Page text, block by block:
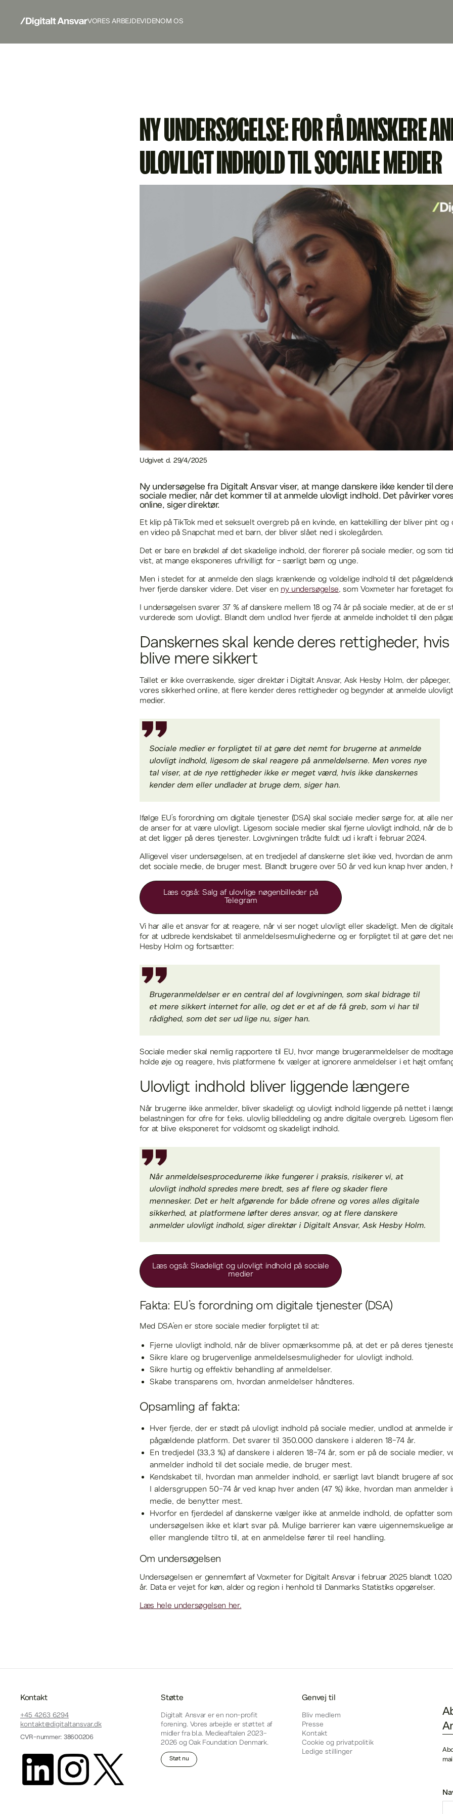
VORES ARBEJDEVIDENOM OS
NY UNDERSØGELSE: FOR FÅ DANSKERE
ULOVLIGT INDHOLD TIL SOCIALE MEDIER
Udgivet d. 29/4/2025
Ny undersøgelse fra Digitalt Ansvar viser, at mange danskere ikke kender til
sociale medier, når det kommer til at anmelde ulovligt indhold. Det påvirker
online, siger direktør.
Et klip på TikTok med et seksuelt overgreb på en kvinde, en kattekilling der bliver pint
en video på Snapchat med et barn, der bliver slået ned i skolegården.
Det er bare en brøkdel af det skadelige indhold, der florerer på sociale medier, og som
vist, at mange eksponeres ufrivilligt for - særligt børn og unge.
Men i stedet for at anmelde den slags krænkende og voldelige indhold til det
hver fjerde dansker videre. Det viser enny undersøgelse, som Voxmeter har foretaget
I undersøgelsen svarer 37 % af danskere mellem 18 og 74 år på sociale medier, at de er
vurderede som ulovligt. Blandt dem undlod hver fjerde at anmelde indholdet til den
Danskernes skal kende deres rettigheder,
blive mere sikkert
Tallet er ikke overraskende, siger direktør i Digitalt Ansvar, Ask Hesby Holm, der
vores sikkerhed online, at flere kender deres rettigheder og begynder at anmelde
medier.
Sociale medier er forpligtet til at gøre det nemt for brugerne at anmelde
ulovligt indhold, ligesom de skal reagere på anmeldelserne. Men vores nye
tal viser, at de nye rettigheder ikke er meget værd, hvis ikke danskernes
kender dem eller undlader at bruge dem, siger han.
Ifølge EU’s forordning om digitale tjenester (DSA) skal sociale medier sørge for, at alle
de anser for at være ulovligt. Ligesom sociale medier skal fjerne ulovligt indhold, når de
at det ligger på deres tjenester. Lovgivningen trådte fuldt ud i kraft i februar 2024.
Alligevel viser undersøgelsen, at en tredjedel af danskerne slet ikke ved, hvordan de
det sociale medie, de bruger mest. Blandt brugere over 50 år ved kun knap hver anden,
Læs også: Salg af ulovlige nøgenbilleder på
Telegram
Vi har alle et ansvar for at reagere, når vi ser noget ulovligt eller skadeligt. Men de
for at udbrede kendskabet til anmeldelsesmulighederne og er forpligtet til at gøre det
Hesby Holm og fortsætter:
Brugeranmeldelser er en central del af lovgivningen, som skal bidrage til
et mere sikkert internet for alle, og det er et af de få greb, som vi har til
rådighed, som det ser ud lige nu, siger han.
Sociale medier skal nemlig rapportere til EU, hvor mange brugeranmeldelser de
holde øje og reagere, hvis platformene fx vælger at ignorere anmeldelser i et højt
Ulovligt indhold bliver liggende længere
Når brugerne ikke anmelder, bliver skadeligt og ulovligt indhold liggende på nettet i
belastningen for ofre for f.eks. ulovlig billeddeling og andre digitale overgreb. Ligesom
for at blive eksponeret for voldsomt og skadeligt indhold.
Når anmeldelsesprocedurerne ikke fungerer i praksis, risikerer vi, at
ulovligt indhold spredes mere bredt, ses af flere og skader flere
mennesker. Det er helt afgørende for både ofrene og vores alles digitale
sikkerhed, at platformene løfter deres ansvar, og at flere danskere
anmelder ulovligt indhold, siger direktør i Digitalt Ansvar, Ask Hesby Holm.
Læs også: Skadeligt og ulovligt indhold på sociale
medier
Fakta: EU’s forordning om digitale tjenester (DSA)
Med DSA’en er store sociale medier forpligtet til at:
Fjerne ulovligt indhold, når de bliver opmærksomme på, at det er på deres
Sikre klare og brugervenlige anmeldelsesmuligheder for ulovligt indhold.
Sikre hurtig og effektiv behandling af anmeldelser.
Skabe transparens om, hvordan anmeldelser håndteres.
Opsamling af fakta:
Hver fjerde, der er stødt på ulovligt indhold på sociale medier, undlod at anmelde
pågældende platform. Det svarer til 350.000 danskere i alderen 18-74 år.
En tredjedel (33,3 %) af danskere i alderen 18-74 år, som er på de sociale medier,
anmelder indhold til det sociale medie, de bruger mest.
Kendskabet til, hvordan man anmelder indhold, er særligt lavt blandt brugere af
I aldersgruppen 50-74 år ved knap hver anden (47 %) ikke, hvordan man
medie, de benytter mest.
Hvorfor en fjerdedel af danskerne vælger ikke at anmelde indhold, de opfatter
undersøgelsen ikke et klart svar på. Mulige barrierer kan være uigennemskuelige
eller manglende tiltro til, at en anmeldelse fører til reel handling.
Om undersøgelsen
Undersøgelsen er gennemført af Voxmeter for Digitalt Ansvar i februar 2025 blandt
år. Data er vejet for køn, alder og region i henhold til Danmarks Statistiks opgørelser.
Læs hele undersøgelsen her.
Kontakt
+45 4263 6294
kontakt@digitaltansvar.dk
CVR-nummer: 38600206
Støtte
Digitalt Ansvar er en non-profit
forening. Vores arbejde er støttet af
midler fra bl.a. Medieaftalen 2023-
2026 og Oak Foundation Denmark.
Støt nu
Genvej til
Bliv medlem
Presse
Kontakt
Cookie og privatpolitik
Ledige stillinger